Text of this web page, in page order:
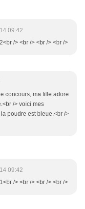
09:42
/> <br /> <br /> <br />
concours, ma fille adore
/> voici mes
poudre est bleue.<br />
09:42
/> <br /> <br /> <br />